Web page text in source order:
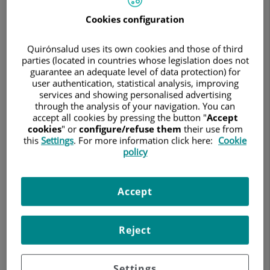
metabólica
próximos
RUBER INTERNACIONAL – CENTRO MÉDICO HABANA
Los próximos 1 y 2 de julio, en horario de 10.00h a 14.00h y de
Cookies configuration
Quirónsalud uses its own cookies and those of third
parties (located in countries whose legislation does not
guarantee an adequate level of data protection) for
user authentication, statistical analysis, improving
services and showing personalised advertising
through the analysis of your navigation. You can
accept all cookies by pressing the button "Accept
cookies" or configure/refuse them their use from
this Settings. For more information click here: Cookie
policy
Reject
Accept